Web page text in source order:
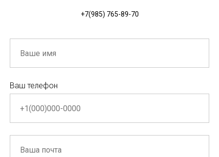
+7(985) 765-89-70
Ваш телефон